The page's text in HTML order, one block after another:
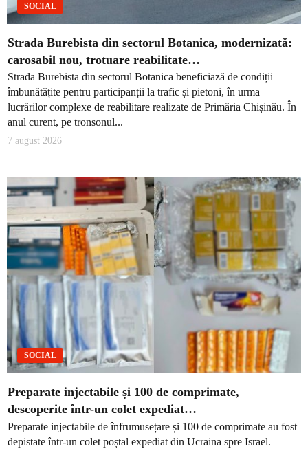
SOCIAL
Strada Burebista din sectorul Botanica, modernizată:
carosabil nou, trotuare reabilitate…
Strada Burebista din sectorul Botanica beneficiază de condiții
îmbunătățite pentru participanții la trafic și pietoni, în urma
lucrărilor complexe de reabilitare realizate de Primăria Chișinău. În
anul curent, pe tronsonul...
7 august 2026
SOCIAL
Preparate injectabile și 100 de comprimate,
descoperite într-un colet expediat…
Preparate injectabile de înfrumusețare și 100 de comprimate au fost
depistate într-un colet poștal expediat din Ucraina spre Israel.